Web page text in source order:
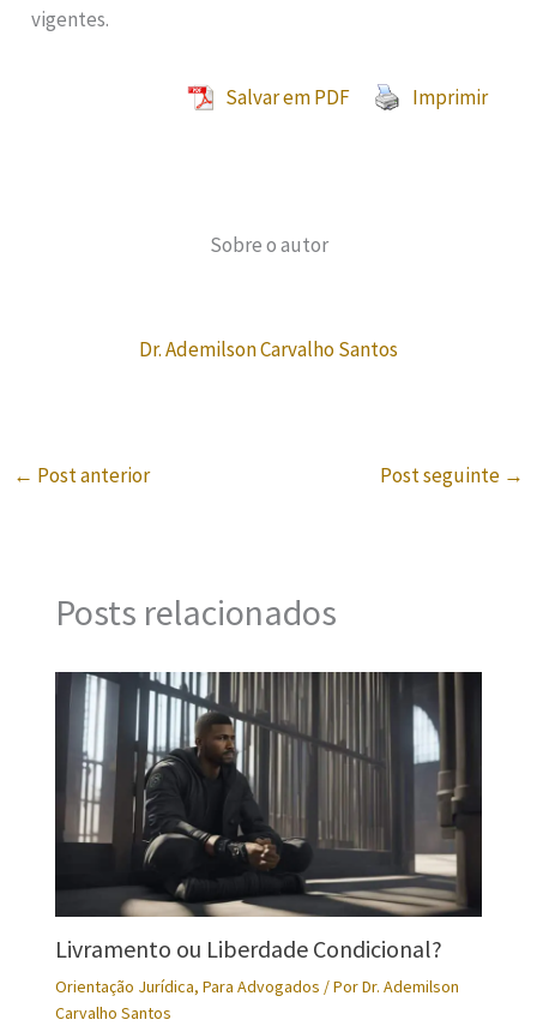
vigentes.
Salvar em PDF Imprimir
Sobre o autor
Dr. Ademilson Carvalho Santos
← Post anterior Post seguinte →
Posts relacionados
Livramento ou Liberdade Condicional?
Orientação Jurídica, Para Advogados / PorDr. Ademilson
Carvalho Santos